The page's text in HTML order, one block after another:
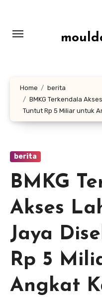
konten
Home
berita
BMKG Terkendala
Tuntut Rp 5 Miliar untuk
berita
BMKG
Akses
Jaya
Rp 5
Angkat